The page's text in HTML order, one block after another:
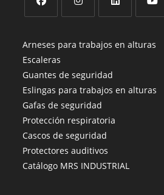
abre
en
una
nueva
pestaña
abre
una
nueva
pestaña
abre
una
nueva
pestaña
abre
nueva
Arneses para trabajos en alturas
Escaleras
Guantes de seguridad
Eslingas para trabajos en alturas
Gafas de seguridad
Protección respiratoria
Cascos de seguridad
Protectores auditivos
Catálogo MRS INDUSTRIAL